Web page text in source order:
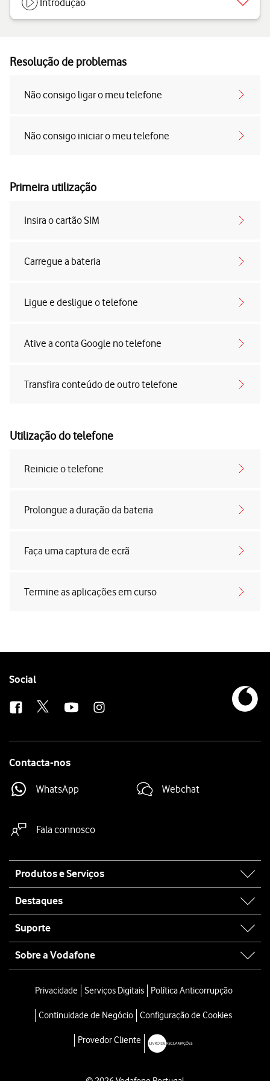
Introdução
Resolução de problemas
Não consigo ligar o meu telefone
Não consigo iniciar o meu telefone
Primeira utilização
Insira o cartão SIM
Carregue a bateria
Ligue e desligue o telefone
Ative a conta Google no telefone
Transfira conteúdo de outro telefone
Utilização do telefone
Reinicie o telefone
Prolongue a duração da bateria
Faça uma captura de ecrã
Termine as aplicações em curso
Follow
Social
Contacta-nos
WhatsApp Webchat
Fala connosco
map
Produtos e Serviços
Destaques
Suporte
Sobre a Vodafone
Privacidade Serviços Digitais Política Anticorrupção
Continuidade de Negócio Configuração de Cookies
Provedor Cliente